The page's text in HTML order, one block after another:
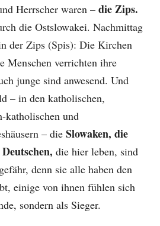
Herrscher waren – die Zips.
die Ostslowakei. Nachmittag
der Zips (Spis): Die Kirchen
Menschen verrichten ihre
junge sind anwesend. Und
– in den katholischen,
katholischen und
– die Slowaken, die
die hier leben, sind
denn sie alle haben den
einige von ihnen fühlen sich
sondern als Sieger.